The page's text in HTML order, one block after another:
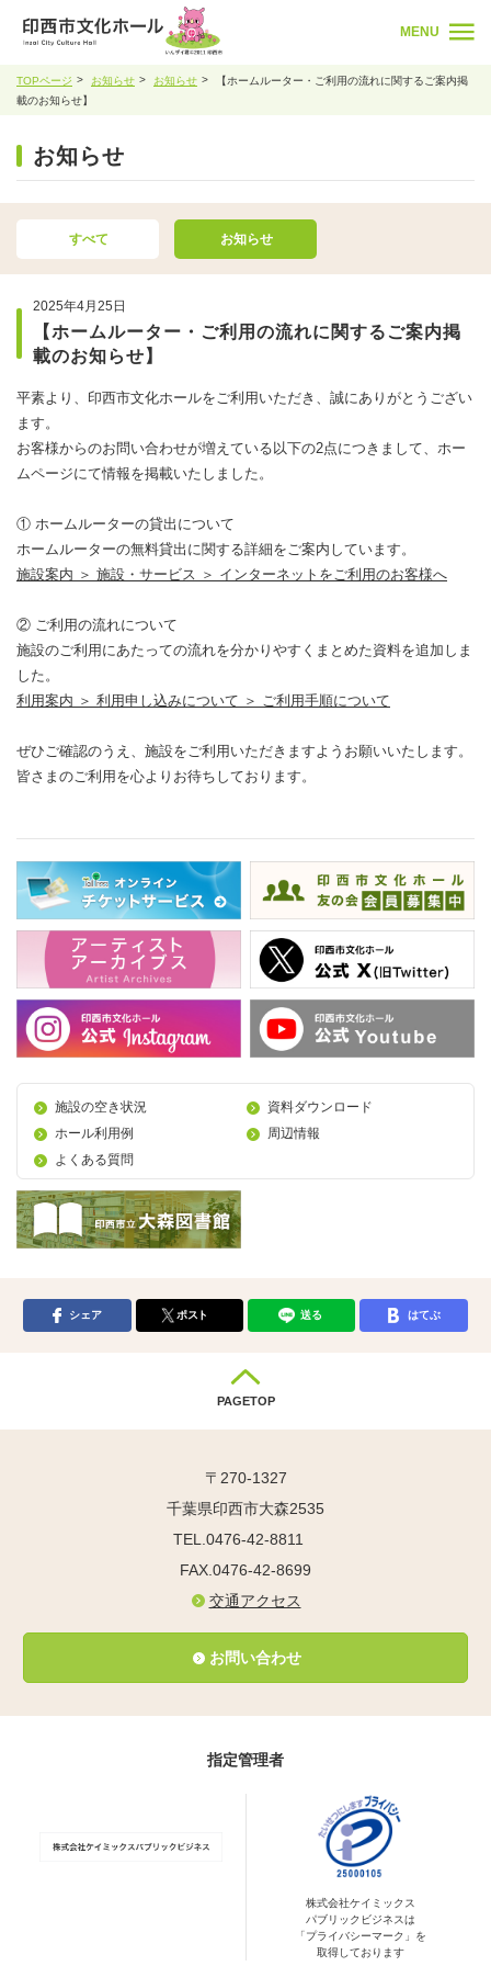
MENU
TOPページ お知らせ お知らせ
【ホームルーター・ご利用の流れに関するご案内掲
載のお知らせ】
お知らせ
すべて お知らせ
2025年4月25日
【ホームルーター・ご利用の流れに関するご案内掲
載のお知らせ】
平素より、印西市文化ホールをご利用いただき、誠にありがとうござい
ます。
お客様からのお問い合わせが増えている以下の2点につきまして、ホー
ムページにて情報を掲載いたしました。
① ホームルーターの貸出について
ホームルーターの無料貸出に関する詳細をご案内しています。
施設案内 ＞ 施設・サービス ＞ インターネットをご利用のお客様へ
② ご利用の流れについて
施設のご利用にあたっての流れを分かりやすくまとめた資料を追加しま
した。
利用案内 ＞ 利用申し込みについて ＞ ご利用手順について
ぜひご確認のうえ、施設をご利用いただきますようお願いいたします。
皆さまのご利用を心よりお待ちしております。
施設の空き状況
資料ダウンロード
ホール利用例
周辺情報
よくある質問
シェア ポスト 送る はてぶ
PAGETOP
〒270-1327
千葉県印西市大森2535
TEL.0476-42-8811
FAX.0476-42-8699
交通アクセス
お問い合わせ
指定管理者
株式会社ケイミックス
パブリックビジネスは
「プライバシーマーク」を
取得しております